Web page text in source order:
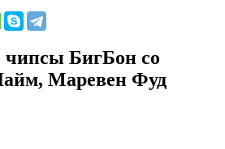
БигБон со
Маревен Фуд